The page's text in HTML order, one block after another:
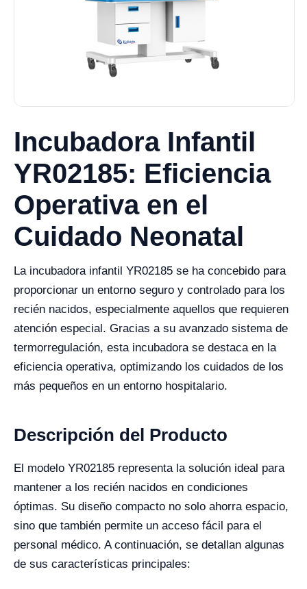
Incubadora Infantil
YR02185: Eficiencia
Operativa en el
Cuidado Neonatal
La incubadora infantil YR02185 se ha concebido para
proporcionar un entorno seguro y controlado para los
recién nacidos, especialmente aquellos que requieren
atención especial. Gracias a su avanzado sistema de
termorregulación, esta incubadora se destaca en la
eficiencia operativa, optimizando los cuidados de los
más pequeños en un entorno hospitalario.
Descripción del Producto
El modelo YR02185 representa la solución ideal para
mantener a los recién nacidos en condiciones
óptimas. Su diseño compacto no solo ahorra espacio,
sino que también permite un acceso fácil para el
personal médico. A continuación, se detallan algunas
de sus características principales: